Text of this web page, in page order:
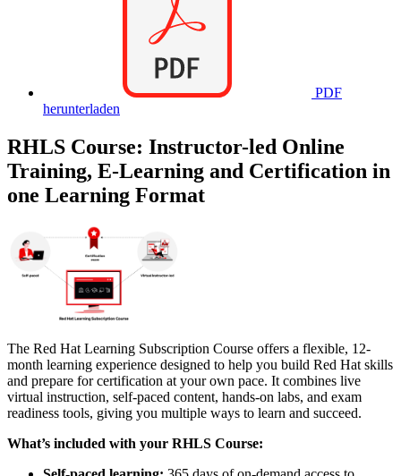
PDF
herunterladen
RHLS Course: Instructor-led Online
Training, E-Learning and Certification in
one Learning Format
The Red Hat Learning Subscription Course offers a flexible, 12-
month learning experience designed to help you build Red Hat skills
and prepare for certification at your own pace. It combines live
virtual instruction, self-paced content, hands-on labs, and exam
readiness tools, giving you multiple ways to learn and succeed.
What’s included with your RHLS Course: